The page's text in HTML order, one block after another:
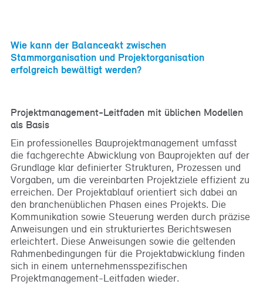
Wie kann der Balanceakt zwischen
Stammorganisation und Projektorganisation
erfolgreich bewältigt werden?
Projektmanagement-Leitfaden mit üblichen Modellen
als Basis
Ein professionelles Bauprojektmanagement umfasst
die fachgerechte Abwicklung von Bauprojekten auf der
Grundlage klar definierter Strukturen, Prozessen und
Vorgaben, um die vereinbarten Projektziele effizient zu
erreichen. Der Projektablauf orientiert sich dabei an
den branchenüblichen Phasen eines Projekts. Die
Kommunikation sowie Steuerung werden durch präzise
Anweisungen und ein strukturiertes Berichtswesen
erleichtert. Diese Anweisungen sowie die geltenden
Rahmenbedingungen für die Projektabwicklung finden
sich in einem unternehmensspezifischen
Projektmanagement-Leitfaden wieder.